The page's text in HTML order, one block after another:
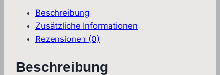
Athos
Menge
Beschreibung
Zusätzliche Informationen
Rezensionen (0)
Beschreibung